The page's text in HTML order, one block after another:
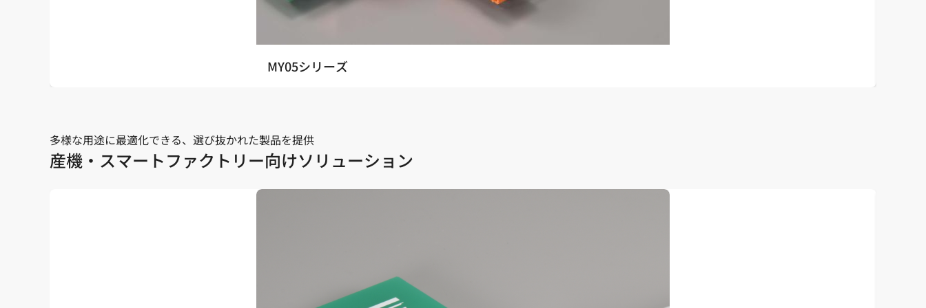
MY05シリーズ
多様な用途に最適化できる、選び抜かれた製品を提供
産機・スマートファクトリー向けソリューション